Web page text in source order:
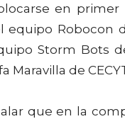
en
equipo Robocon
Storm Bots
Maravilla de
que en la